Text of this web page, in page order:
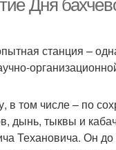
Дня
станция –
том числе – по
дынь, тыквы и
Техановича. Он